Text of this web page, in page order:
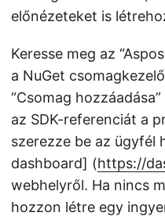
előnézeteket is
Keresse meg az
a NuGet
“Csomag
az SDK-referenciát a
szerezze be az ügyfél
dashboard] (https://
webhelyről. Ha nincs
hozzon létre egy